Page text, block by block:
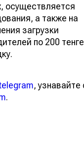
осуществляется
а также на
загрузки
по 200 тенге
, узнавайте
.